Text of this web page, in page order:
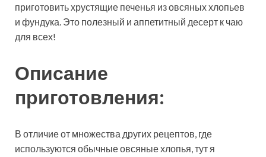
приготовить хрустящие печенья из овсяных хлопьев
и фундука. Это полезный и аппетитный десерт к чаю
для всех!
Описание
приготовления:
В отличие от множества других рецептов, где
используются обычные овсяные хлопья, тут я